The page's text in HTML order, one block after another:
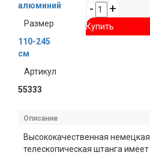
алюминий
Размер
110-245
см
Артикул
55333
- +
Купить
Описание
Высококачественная немецкая
телескопическая штанга имеет